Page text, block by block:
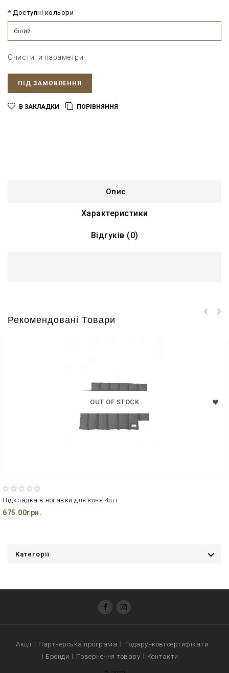
Доступні кольори
білий
Очистити параметри
ПІД ЗАМОВЛЕННЯ
В ЗАКЛАДКИ ПОРІВНЯННЯ
Опис
Характеристики
Відгуків (0)
Рекомендовані Товари
OUT OF STOCK
Підкладка в ногавки для коня 4шт
675.00грн.
Категорії
Акції Партнерська програма
Подарункові сертифікати
Бренди
Повернення товару Контакти